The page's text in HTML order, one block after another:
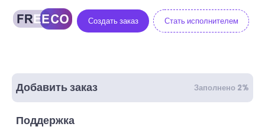
Создать заказ Стать исполнителем
Добавить заказ Заполнено 2%
Поддержка